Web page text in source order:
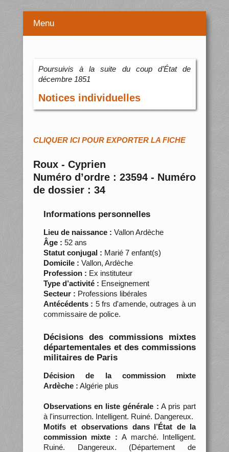
Menu
Poursuivis à la suite du coup d’État de
décembre 1851
Notices individuelles
CLIQUER ICI POUR EXPORTER LA FICHE
Roux - Cyprien
Numéro d’ordre : 23594 - Numéro
de dossier : 34
Informations personnelles
Lieu de naissance : Vallon Ardèche
Âge : 52 ans
Statut conjugal : Marié 7 enfant(s)
Domicile : Vallon, Ardèche
Profession : Ex instituteur
Type d’activité : Enseignement
Secteur : Professions libérales
Antécédents : 5 frs d'amende, outrages à un
commissaire de police.
Décisions des commissions mixtes
départementales et des commissions
militaires de Paris
Décision de la commission mixte
Ardèche : Algérie plus
Observations en liste générale : A pris part
à l'insurrection. Intelligent. Ruiné. Dangereux.
Motifs et observations dans l’État de la
commission mixte : A marché. Intelligent.
Ruiné. Dangereux. (Département de